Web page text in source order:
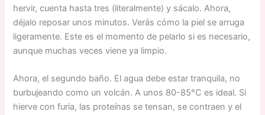
hervir, cuenta hasta tres (literalmente) y sácalo. Ahora,
déjalo reposar unos minutos. Verás cómo la piel se arruga
ligeramente. Este es el momento de pelarlo si es necesario,
aunque muchas veces viene ya limpio.
Ahora, el segundo baño. El agua debe estar tranquila, no
burbujeando como un volcán. A unos 80-85°C es ideal. Si
hierve con furia, las proteínas se tensan, se contraen y el